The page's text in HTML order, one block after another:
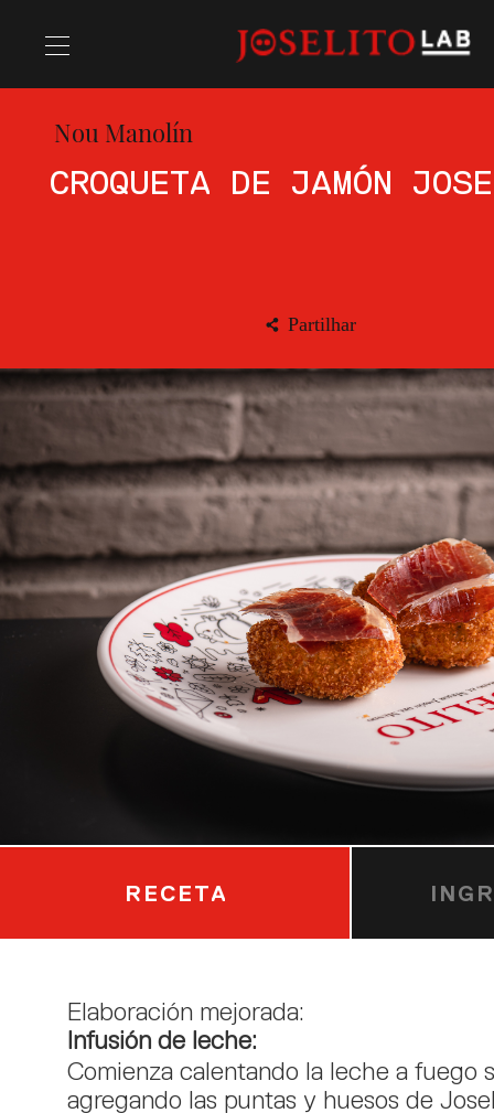
Receitas
Nou Manolín
CROQUETA DE JAMÓN
Partilhar
RECETA
Elaboración mejorada:
Infusión de leche:
Comienza calentando la leche a fuego
agregando las puntas y huesos de